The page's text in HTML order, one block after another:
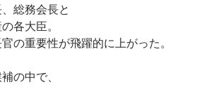
総務会長と
各大臣。
の重要性が飛躍的に上がった。
の中で、